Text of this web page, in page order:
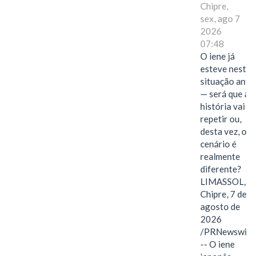
Chipre,
sex, ago 7
2026
07:48
O iene já
esteve nesta
situação antes
— será que a
história vai se
repetir ou,
desta vez, o
cenário é
realmente
diferente?
LIMASSOL,
Chipre, 7 de
agosto de
2026
/PRNewswire/
-- O iene